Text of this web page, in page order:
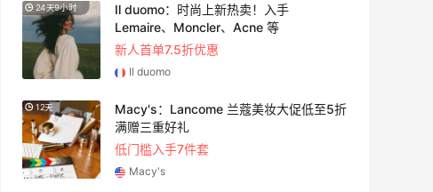
24天9小时
Il duomo：时尚上新热卖！入手
Lemaire、Moncler、Acne 等
新人首单7.5折优惠
Il duomo
12天
Macy's：Lancome 兰蔻美妆大促低至5折
满赠三重好礼
低门槛入手7件套
Macy's